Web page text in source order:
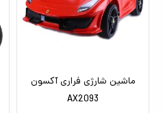
ماشین شارژی فراری آکسون
AX2093